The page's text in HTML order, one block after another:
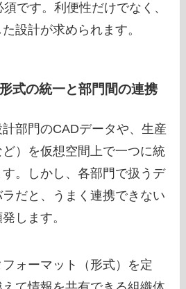
須です。利便性だけでなく、
設計が求められます。
式の統一と部門間の連携
部門のCADデータや、生産
）を仮想空間上で一つに統
。しかし、各部門で扱うデ
だと、うまく連携できない
します。
ォーマット（形式）を定